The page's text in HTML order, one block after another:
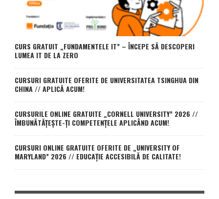
CURS GRATUIT „FUNDAMENTELE IT” – ÎNCEPE SĂ DESCOPERI
LUMEA IT DE LA ZERO
CURSURI GRATUITE OFERITE DE UNIVERSITATEA TSINGHUA DIN
CHINA // APLICĂ ACUM!
CURSURILE ONLINE GRATUITE „CORNELL UNIVERSITY” 2026 //
ÎMBUNĂTĂȚEȘTE-ȚI COMPETENȚELE APLICÂND ACUM!
CURSURI ONLINE GRATUITE OFERITE DE „UNIVERSITY OF
MARYLAND” 2026 // EDUCAȚIE ACCESIBILĂ DE CALITATE!